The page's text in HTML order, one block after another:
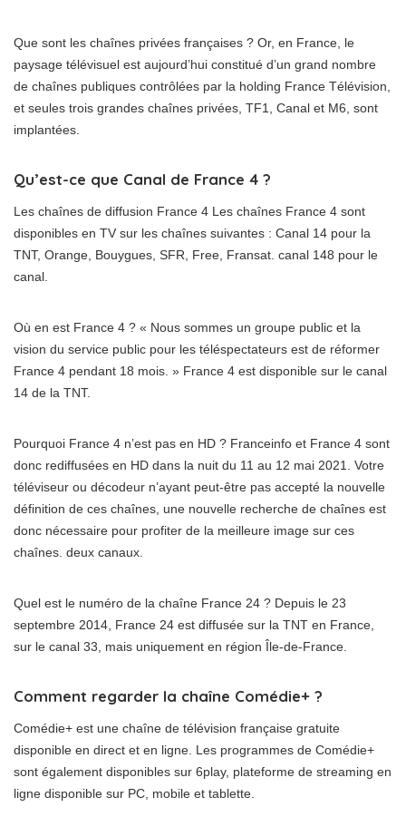
Que sont les chaînes privées françaises ? Or, en France, le
paysage télévisuel est aujourd’hui constitué d’un grand nombre
de chaînes publiques contrôlées par la holding France Télévision,
et seules trois grandes chaînes privées, TF1, Canal et M6, sont
implantées.
Qu’est-ce que Canal de France 4 ?
Les chaînes de diffusion France 4 Les chaînes France 4 sont
disponibles en TV sur les chaînes suivantes : Canal 14 pour la
TNT, Orange, Bouygues, SFR, Free, Fransat. canal 148 pour le
canal.
Où en est France 4 ? « Nous sommes un groupe public et la
vision du service public pour les téléspectateurs est de réformer
France 4 pendant 18 mois. » France 4 est disponible sur le canal
14 de la TNT.
Pourquoi France 4 n’est pas en HD ? Franceinfo et France 4 sont
donc rediffusées en HD dans la nuit du 11 au 12 mai 2021. Votre
téléviseur ou décodeur n’ayant peut-être pas accepté la nouvelle
définition de ces chaînes, une nouvelle recherche de chaînes est
donc nécessaire pour profiter de la meilleure image sur ces
chaînes. deux canaux.
Quel est le numéro de la chaîne France 24 ? Depuis le 23
septembre 2014, France 24 est diffusée sur la TNT en France,
sur le canal 33, mais uniquement en région Île-de-France.
Comment regarder la chaîne Comédie+ ?
Comédie+ est une chaîne de télévision française gratuite
disponible en direct et en ligne. Les programmes de Comédie+
sont également disponibles sur 6play, plateforme de streaming en
ligne disponible sur PC, mobile et tablette.